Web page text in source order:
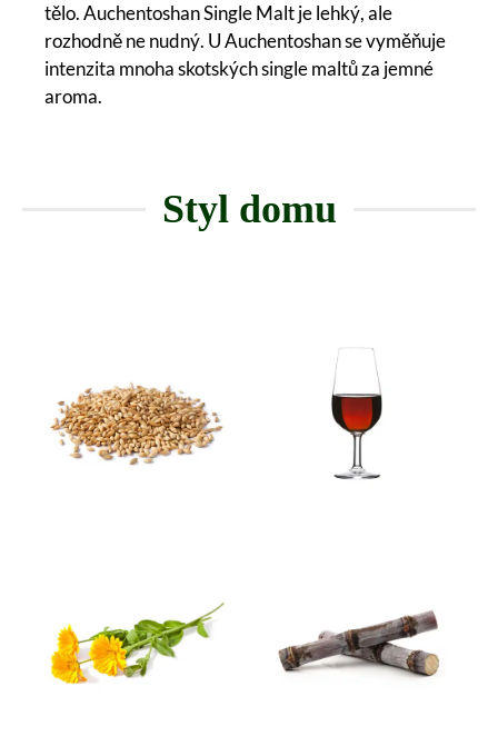
tělo. Auchentoshan Single Malt je lehký, ale
rozhodně ne nudný. U Auchentoshan se vyměňuje
intenzita mnoha skotských single maltů za jemné
aroma.
Styl domu